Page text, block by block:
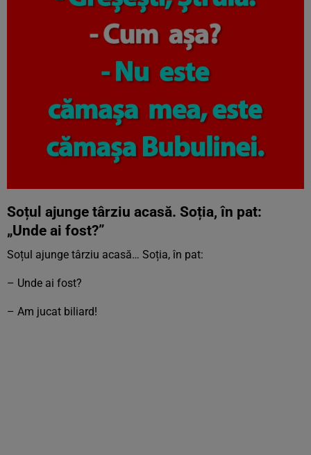
Soțul ajunge târziu acasă. Soția, în pat:
„Unde ai fost?”
Soțul ajunge târziu acasă… Soția, în pat:
– Unde ai fost?
– Am jucat biliard!